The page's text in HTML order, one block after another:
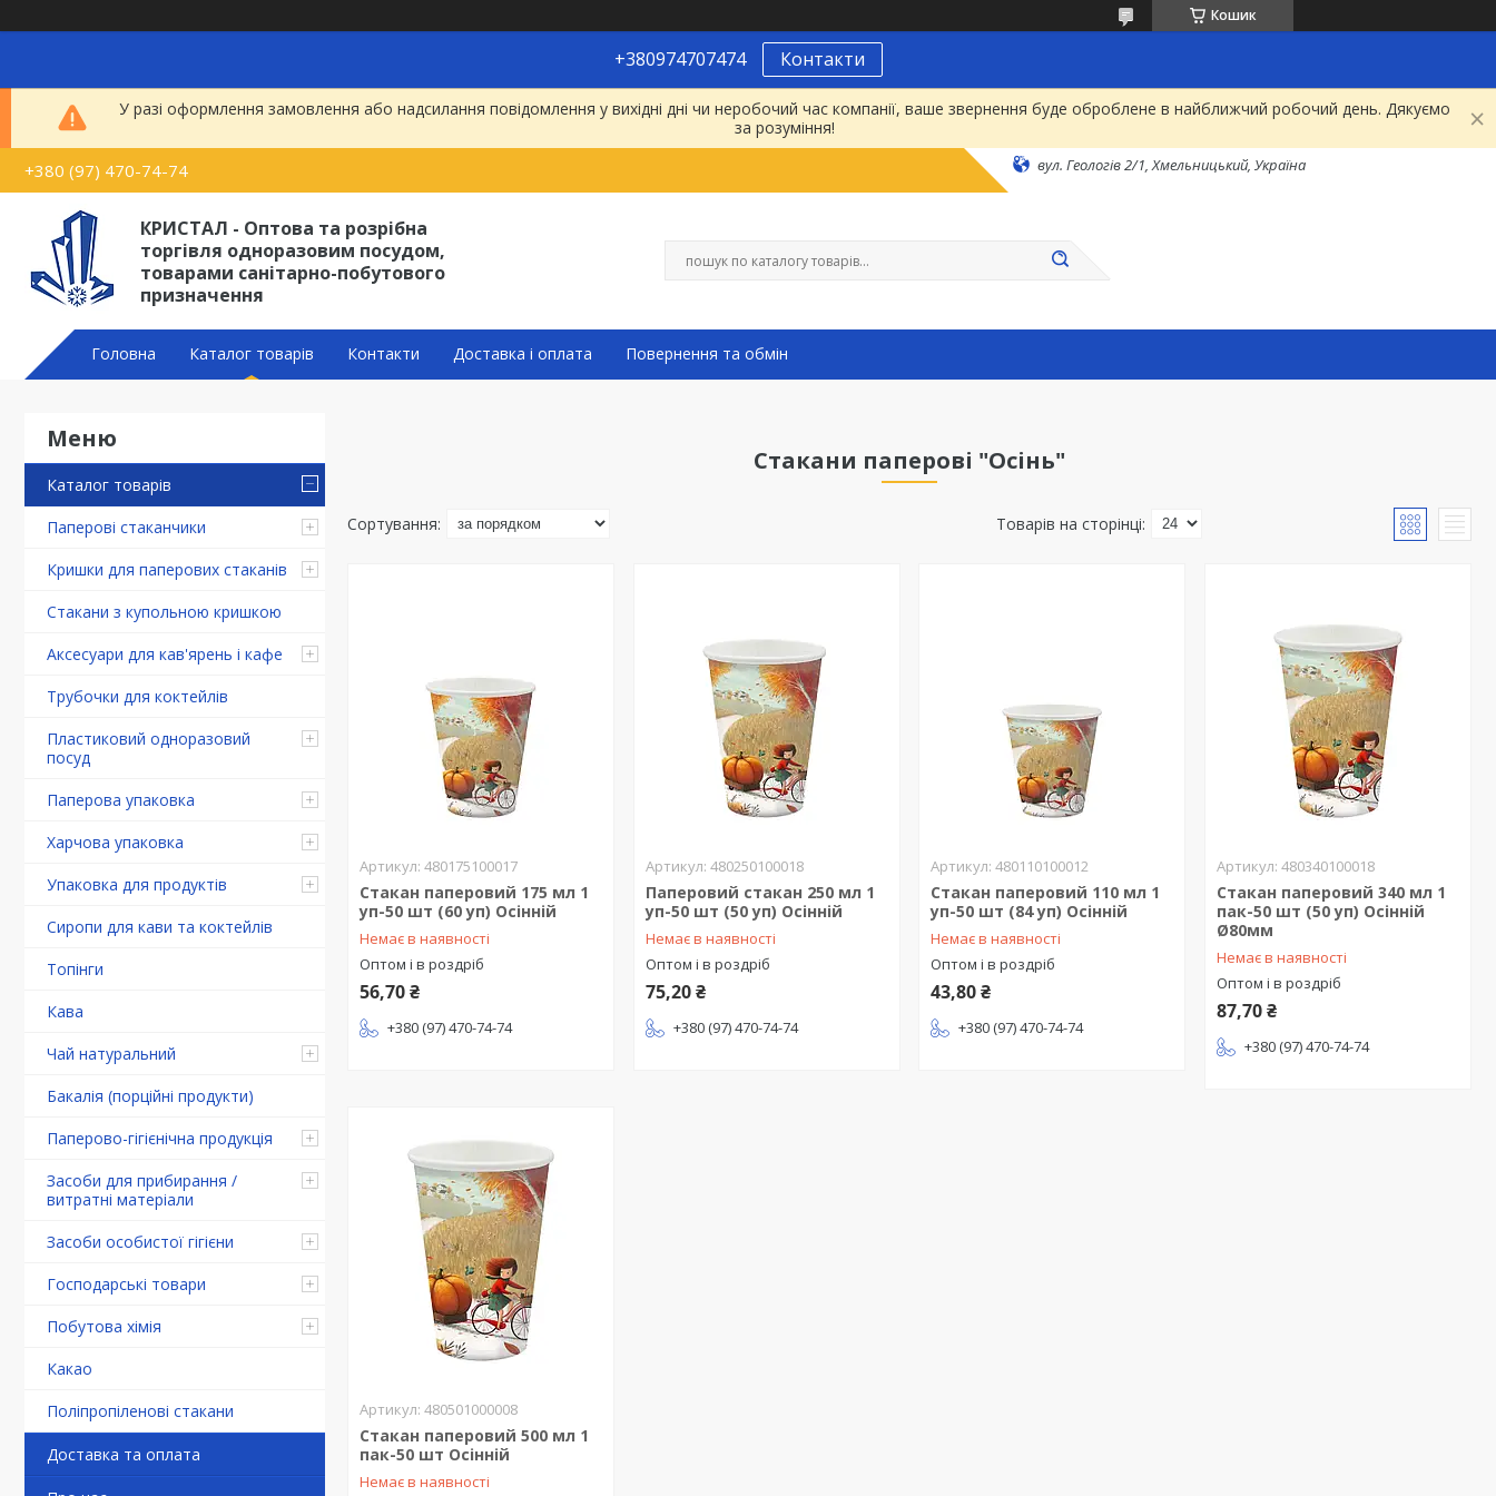
Кошик
+380974707474 Контакти
У разі оформлення замовлення або надсилання повідомлення у вихідні дні чи неробочий час компанії, ваше звернення буде оброблене в найближчий робочий день. Дякуємо
за розуміння!
+380 (97) 470-74-74 вул. Геологів 2/1, Хмельницький, Україна
КРИСТАЛ - Оптова та розрібна
торгівля одноразовим посудом,
товарами санітарно-побутового
призначення
Головна Каталог товарів Контакти Доставка і оплата Повернення та обмін
Каталог товарів
Паперові стаканчики
Кришки для паперових стаканів
Стакани з купольною кришкою
Аксесуари для кав'ярень і кафе
Трубочки для коктейлів
Пластиковий одноразовий
посуд
Паперова упаковка
Харчова упаковка
Упаковка для продуктів
Сиропи для кави та коктейлів
Топінги
Кава
Чай натуральний
Бакалія (порційні продукти)
Паперово-гігієнічна продукція
Засоби для прибирання /
витратні матеріали
Засоби особистої гігієни
Господарські товари
Побутова хімія
Какао
Поліпропіленові стакани
Доставка та оплата
Стакани паперові "Осінь"
480175100017
Стакан паперовий 175 мл 1
уп-50 шт (60 уп) Осінній
Немає в наявності
Оптом і в роздріб
56,70 ₴
+380 (97) 470-74-74
480250100018
Паперовий стакан 250 мл 1
уп-50 шт (50 уп) Осінній
Немає в наявності
Оптом і в роздріб
75,20 ₴
+380 (97) 470-74-74
480110100012
Стакан паперовий 110 мл 1
уп-50 шт (84 уп) Осінній
Немає в наявності
Оптом і в роздріб
43,80 ₴
+380 (97) 470-74-74
480340100018
Стакан паперовий 340 мл 1
пак-50 шт (50 уп) Осінній
Ø80мм
Немає в наявності
Оптом і в роздріб
87,70 ₴
+380 (97) 470-74-74
480501000008
Стакан паперовий 500 мл 1
пак-50 шт Осінній
Немає в наявності